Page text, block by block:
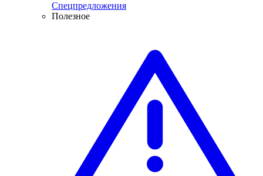
Спецпредложения
Полезное